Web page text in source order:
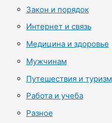
Закон и порядок
Интернет и связь
Медицина и здоровье
Мужчинам
Путешествия и туризм
Работа и учеба
Разное